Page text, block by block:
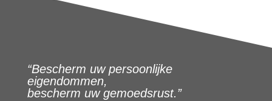
“Bescherm uw persoonlijke
eigendommen,
bescherm uw gemoedsrust.”